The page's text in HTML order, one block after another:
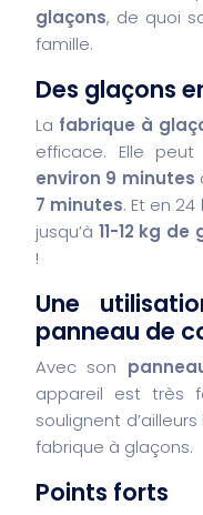
glaçons, de quoi
famille.
Des glaçons
La fabrique à
efficace. Elle peut
environ 9 minutes
7 minutes. Et en
jusqu’à 11-12 kg de
!
Une
panneau de
Avec son
appareil est très
soulignent d’ailleurs
fabrique à glaçons.
Points forts